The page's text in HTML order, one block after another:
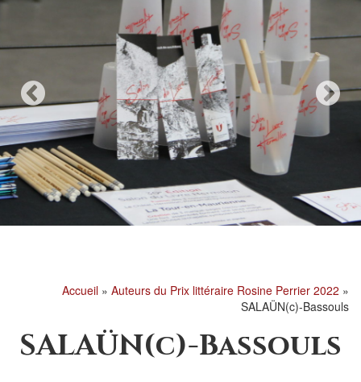
Accueil » Auteurs du Prix littéraire Rosine Perrier 2022 »
SALAÜN(c)-Bassouls
SALAÜN(c)-Bassouls